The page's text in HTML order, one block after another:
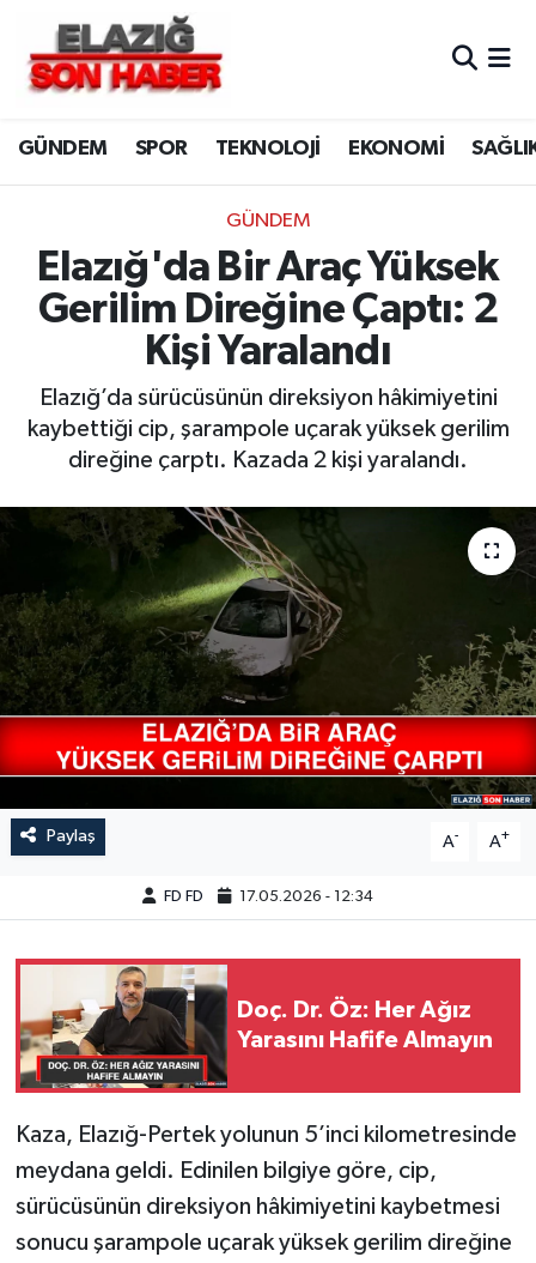
GÜNDEM SPOR TEKNOLOJİ EKONOMİ
GÜNDEM
Elazığ'da Bir Araç Yüksek
Gerilim Direğine Çaptı: 2
Kişi Yaralandı
Elazığ’da sürücüsünün direksiyon hâkimiyetini
kaybettiği cip, şarampole uçarak yüksek gerilim
direğine çarptı. Kazada 2 kişi yaralandı.
Paylaş A- A+
FD FD 17.05.2026 - 12:34
Doç. Dr. Öz: Her Ağız
Yarasını Hafife Almayın
Kaza, Elazığ-Pertek yolunun 5’inci kilometresinde
meydana geldi. Edinilen bilgiye göre, cip,
sürücüsünün direksiyon hâkimiyetini kaybetmesi
sonucu şarampole uçarak yüksek gerilim direğine
CANLI YAYIN
ASAYİŞ
BİLİM VE TEKNOLOJİ
DÜNYA
EKONOMİ
ELAZIĞ
GENEL
HABERDE İNSAN
KÜLTÜR-SANAT
MAGAZİN
MEDYA
ÖZEL HABER
SAĞLIK
SİYASET
SPOR
YAŞAM
Merkez Hava Durumu
Merkez Trafik Yoğunluk Haritası
Süper Lig Puan Durumu ve Fikstür
Tüm Manşetler
Son Dakika Haberleri
Haber Arşivi